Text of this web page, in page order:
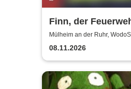
Finn, der
WodoStudio im
Ringlokschuppen
Mülheim an der Ruhr,
Ringlokschuppen Ruhr
08.11.2026